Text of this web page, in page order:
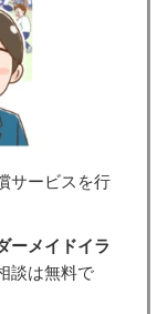
サービスを行
ーメイドイラ
談は無料で